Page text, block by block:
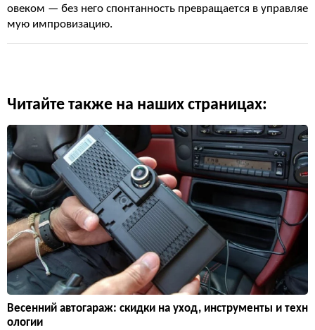
овеком — без него спонтанность превращается в управляе
мую импровизацию.
Читайте также на наших страницах:
Весенний автогараж: скидки на уход, инструменты и техн
ологии